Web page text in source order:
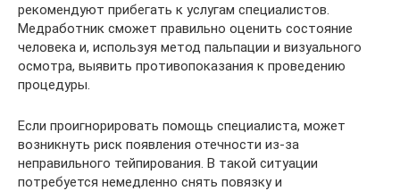
рекомендуют прибегать к услугам специалистов.
Медработник сможет правильно оценить состояние
человека и, используя метод пальпации и визуального
осмотра, выявить противопоказания к проведению
процедуры.
Если проигнорировать помощь специалиста, может
возникнуть риск появления отечности из-за
неправильного тейпирования. В такой ситуации
потребуется немедленно снять повязку и